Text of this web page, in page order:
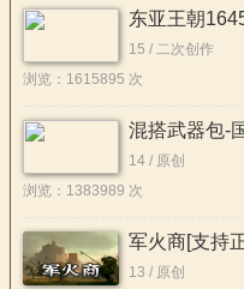
15 / 二次创作
浏览：1615895 次
14 / 原创
浏览：1383989 次
13 / 原创